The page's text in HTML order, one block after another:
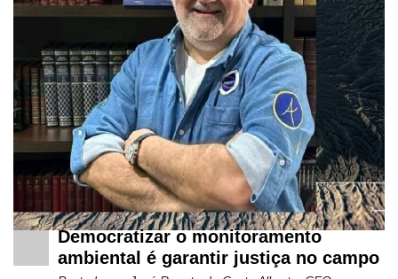
Democratizar o monitoramento
ambiental é garantir justiça no campo